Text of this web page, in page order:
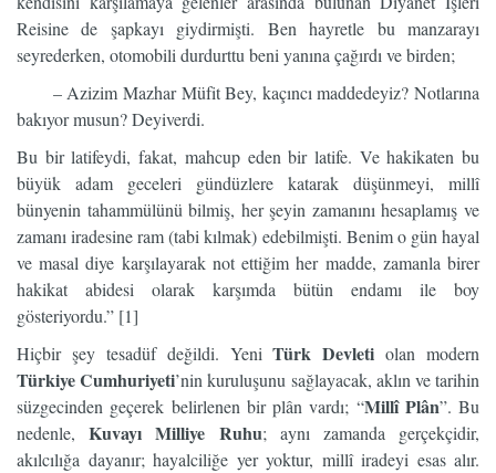
Reisine de şapkayı giydirmişti. Ben hayretle bu manzarayı
seyrederken, otomobili durdurttu beni yanına çağırdı ve birden;
– Azizim Mazhar Müfit Bey, kaçıncı maddedeyiz? Notlarına
bakıyor musun? Deyiverdi.
Bu bir latifeydi, fakat, mahcup eden bir latife. Ve hakikaten bu
büyük adam geceleri gündüzlere katarak düşünmeyi, millî
bünyenin tahammülünü bilmiş, her şeyin zamanını hesaplamış ve
zamanı iradesine ram (tabi kılmak) edebilmişti. Benim o gün hayal
ve masal diye karşılayarak not ettiğim her madde, zamanla birer
hakikat abidesi olarak karşımda bütün endamı ile boy
gösteriyordu.” [1]
Hiçbir şey tesadüf değildi. YeniTürk Devleti olan modern
Türkiye Cumhuriyeti’nin kuruluşunu sağlayacak, aklın ve tarihin
süzgecinden geçerek belirlenen bir plân vardı; “Millî Plân”. Bu
nedenle,Kuvayı Milliye Ruhu; aynı zamanda gerçekçidir,
akılcılığa dayanır; hayalciliğe yer yoktur, millî iradeyi esas alır.